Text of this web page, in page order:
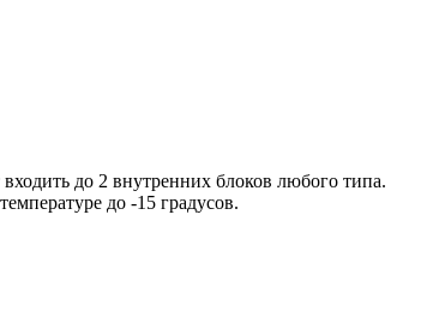
до 2 внутренних блоков любого типа.
до -15 градусов.